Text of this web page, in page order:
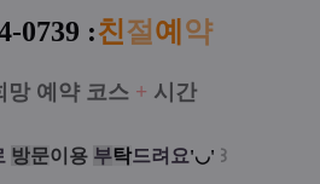
0739 :친절 예 약
망 예약 코스 + 시간
방문이 용 부탁드려요'◡' ꒱